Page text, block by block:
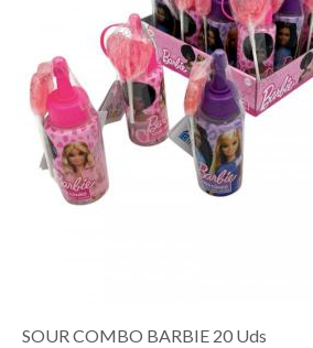
SOUR COMBO BARBIE 20 Uds